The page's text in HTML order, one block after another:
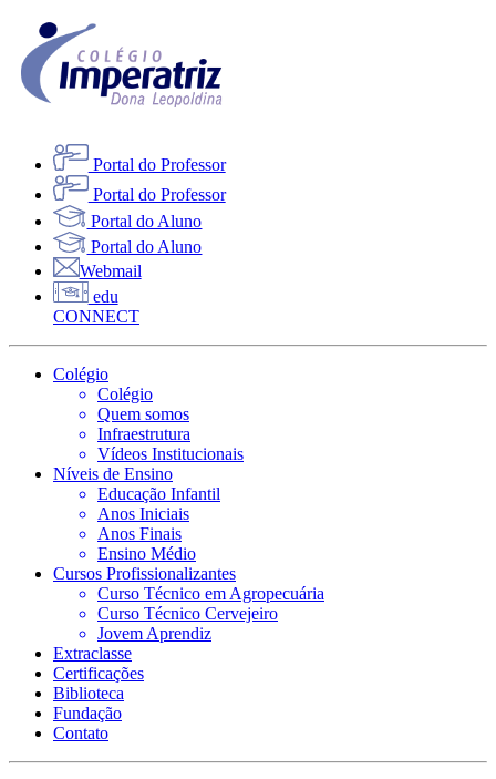
Portal do Professor
Portal do Professor
Portal do Aluno
Portal do Aluno
Webmail
edu
CONNECT
Colégio
Colégio
Quem somos
Infraestrutura
Vídeos Institucionais
Níveis de Ensino
Educação Infantil
Anos Iniciais
Anos Finais
Ensino Médio
Cursos Profissionalizantes
Curso Técnico em Agropecuária
Curso Técnico Cervejeiro
Jovem Aprendiz
Extraclasse
Certificações
Biblioteca
Fundação
Contato